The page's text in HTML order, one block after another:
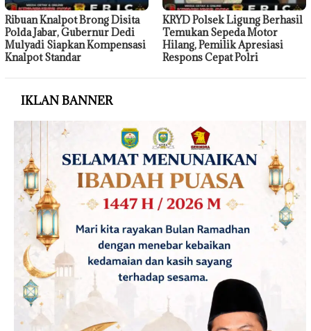
Ribuan Knalpot Brong Disita
Polda Jabar, Gubernur Dedi
Mulyadi Siapkan Kompensasi
Knalpot Standar
KRYD Polsek Ligung Berhasil
Temukan Sepeda Motor
Hilang, Pemilik Apresiasi
Respons Cepat Polri
IKLAN BANNER